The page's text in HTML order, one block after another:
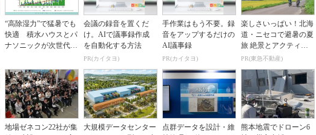
“高除湿力”で猛暑でも
快適 積水ハウスとパ
ナソニックが次世代空
会議の録音を置くだ
け。AIで議事録作成
を自動化する方法
PR(カイタヨ)
手作業はもう不要。録
音をアップするだけの
AI議事録
PR(カイタヨ)
楽しさいっぱい！北海
道・ニセコで避暑の夏
旅 絶景とアクティビ
ティが揃う「ニセコ
東...
PR(東急不動産)
地場ゼネコン22社が集
大規模データセンター
点群データを設計・維
熊本地震でドローン6